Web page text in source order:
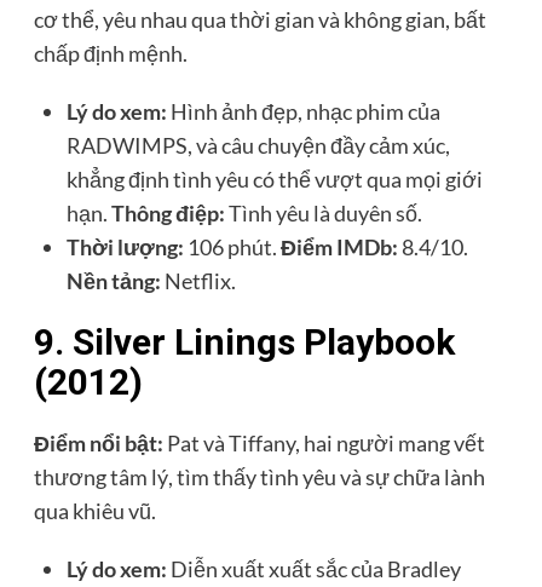
cơ thể, yêu nhau qua thời gian và không gian, bất
chấp định mệnh.
Lý do xem: Hình ảnh đẹp, nhạc phim của
RADWIMPS, và câu chuyện đầy cảm xúc,
khẳng định tình yêu có thể vượt qua mọi giới
hạn.Thông điệp:Tình yêu là duyên số.
Thời lượng: 106 phút.Điểm IMDb: 8.4/10.
Nền tảng: Netflix.
9. Silver Linings Playbook
(2012)
Điểm nổi bật: Pat và Tiffany, hai người mang vết
thương tâm lý, tìm thấy tình yêu và sự chữa lành
qua khiêu vũ.
Lý do xem: Diễn xuất xuất sắc của Bradley